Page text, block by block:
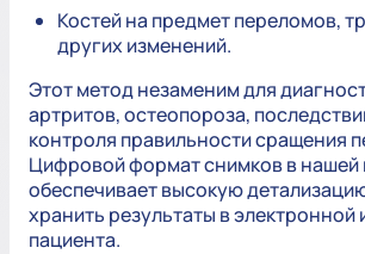
Костей на предмет переломов,
других изменений.
Этот метод незаменим для
артритов, остеопороза,
контроля правильности сращения
Цифровой формат снимков в нашей
обеспечивает высокую
хранить результаты в электронной
пациента.